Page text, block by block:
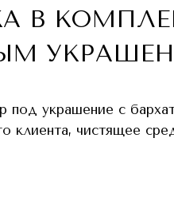
В
под украшение с
клиента, чистящее